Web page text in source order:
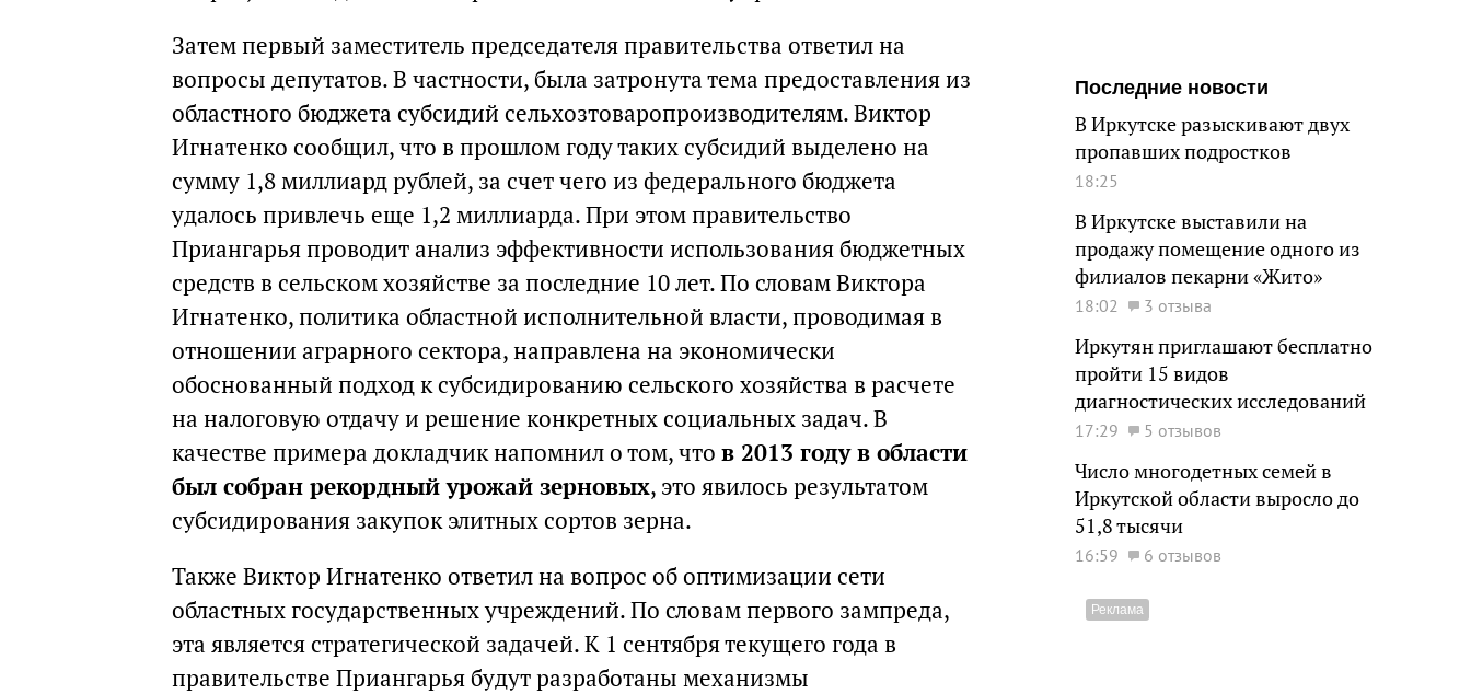
Затем первый заместитель председателя правительства ответил на
вопросы депутатов. В частности, была затронута тема предоставления из
областного бюджета субсидий сельхозтоваропроизводителям. Виктор
Игнатенко сообщил, что в прошлом году таких субсидий выделено на
сумму 1,8 миллиард рублей, за счет чего из федерального бюджета
удалось привлечь еще 1,2 миллиарда. При этом правительство
Приангарья проводит анализ эффективности использования бюджетных
средств в сельском хозяйстве за последние 10 лет. По словам Виктора
Игнатенко, политика областной исполнительной власти, проводимая в
отношении аграрного сектора, направлена на экономически
обоснованный подход к субсидированию сельского хозяйства в расчете
на налоговую отдачу и решение конкретных социальных задач. В
качестве примера докладчик напомнил о том, что в 2013 году в области
был собран рекордный урожай зерновых, это явилось результатом
субсидирования закупок элитных сортов зерна.
Также Виктор Игнатенко ответил на вопрос об оптимизации сети
областных государственных учреждений. По словам первого зампреда,
эта является стратегической задачей. К 1 сентября текущего года в
правительстве Приангарья будут разработаны механизмы
Последние новости
В Иркутске разыскивают двух
пропавших подростков
18:25
В Иркутске выставили на
продажу помещение одного из
филиалов пекарни «Жито»
18:02 3 отзыва
Иркутян приглашают бесплатно
пройти 15 видов
диагностических исследований
17:29 5 отзывов
Число многодетных семей в
Иркутской области выросло до
51,8 тысячи
16:59 6 отзывов